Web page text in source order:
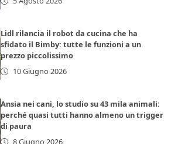
Lidl rilancia il robot da cucina che ha
sfidato il Bimby: tutte le funzioni a un
prezzo piccolissimo
10 Giugno 2026
Ansia nei cani, lo studio su 43 mila animali:
perché quasi tutti hanno almeno un trigger
di paura
8 Giugno 2026